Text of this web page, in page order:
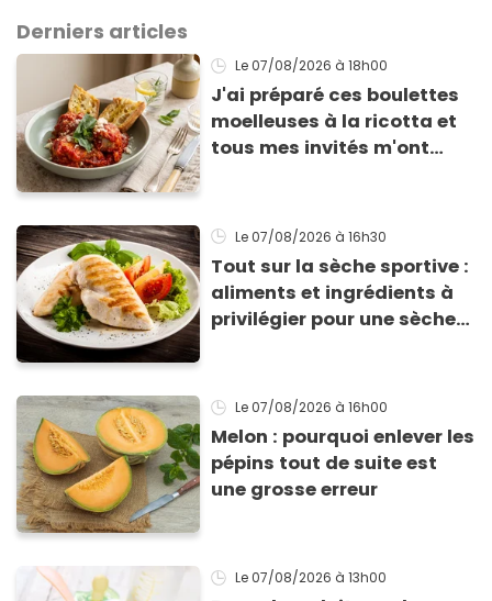
Derniers articles
Le 07/08/2026 à 18h00
J'ai préparé ces boulettes
moelleuses à la ricotta et
tous mes invités m'ont
Le 07/08/2026 à 16h30
Tout sur la sèche sportive :
aliments et ingrédients à
privilégier pour une sèche
Le 07/08/2026 à 16h00
Melon : pourquoi enlever les
pépins tout de suite est
une grosse erreur
Le 07/08/2026 à 13h00